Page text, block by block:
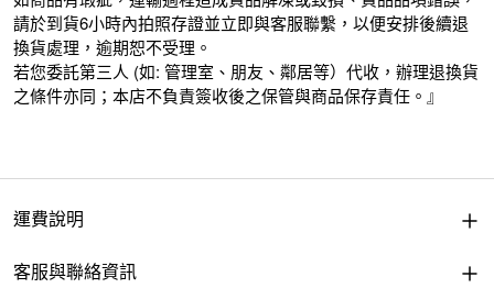
請於到貨6小時內拍照存證並立即與客服聯繫，以便安排後續退
換貨處理，逾期恕不受理。
若您委託第三人 (如: 管理室、朋友、鄰居等）代收，辦理退換貨
之條件亦同；本店不負責簽收後之保管與商品保存責任。』
運費說明
客服與聯絡資訊